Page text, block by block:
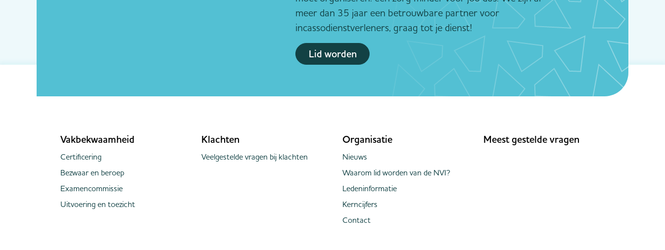
meer dan 35 jaar een betrouwbare partner voor
incassodienstverleners, graag tot je dienst!
Lid worden
Vakbekwaamheid
Certificering
Bezwaar en beroep
Examencommissie
Uitvoering en toezicht
Klachten
Veelgestelde vragen bij klachten
Organisatie
Nieuws
Waarom lid worden van de NVI?
Ledeninformatie
Kerncijfers
Contact
Meest gestelde vragen